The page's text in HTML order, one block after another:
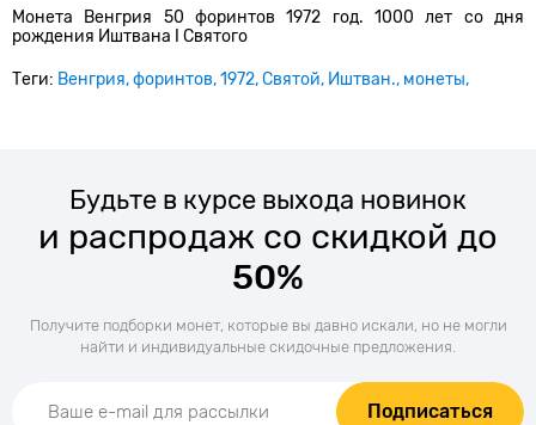
Монета Венгрия 50 форинтов 1972 год. 1000 лет со дня
рождения Иштвана I Святого
Теги: Венгрия форинтов 1972 Святой Иштван. монеты
Будьте в курсе выхода новинок
и распродаж со скидкой до
50%
Получите подборки монет, которые вы давно искали, но не могли
найти и индивидуальные скидочные предложения.
Подписаться